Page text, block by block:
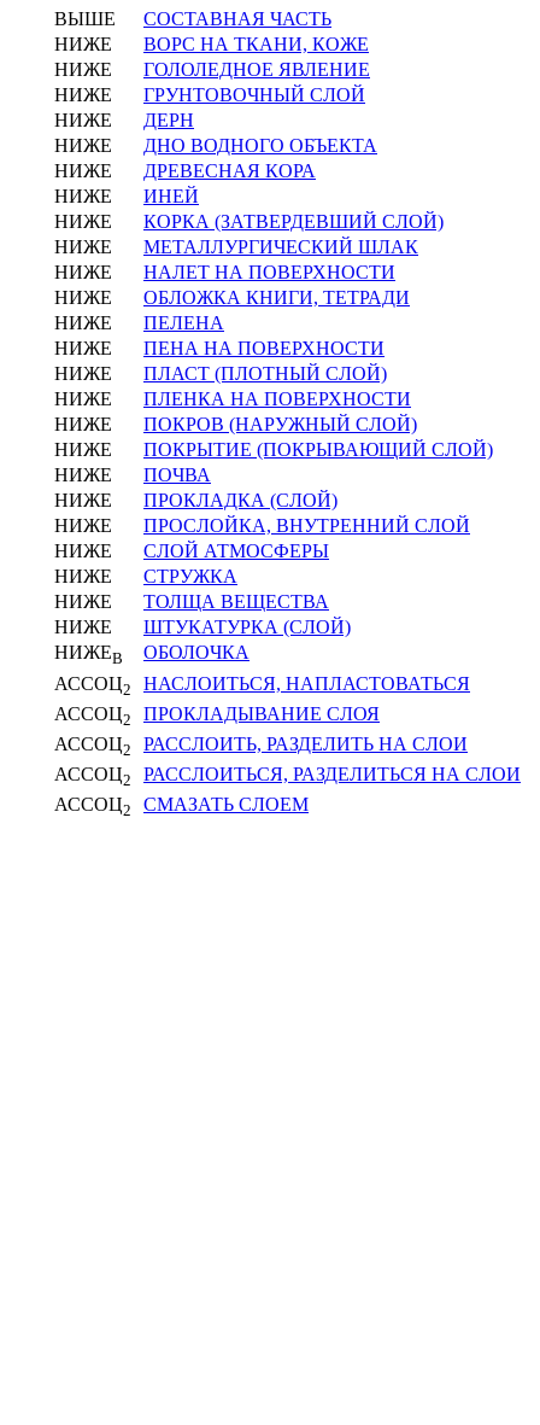
ВЫШЕ
СОСТАВНАЯ ЧАСТЬ
НИЖЕ
ВОРС НА ТКАНИ, КОЖЕ
НИЖЕ
ГОЛОЛЕДНОЕ ЯВЛЕНИЕ
НИЖЕ
ГРУНТОВОЧНЫЙ СЛОЙ
НИЖЕ
ДЕРН
НИЖЕ
ДНО ВОДНОГО ОБЪЕКТА
НИЖЕ
ДРЕВЕСНАЯ КОРА
НИЖЕ
ИНЕЙ
НИЖЕ
КОРКА (ЗАТВЕРДЕВШИЙ СЛОЙ)
НИЖЕ
МЕТАЛЛУРГИЧЕСКИЙ ШЛАК
НИЖЕ
НАЛЕТ НА ПОВЕРХНОСТИ
НИЖЕ
ОБЛОЖКА КНИГИ, ТЕТРАДИ
НИЖЕ
ПЕЛЕНА
НИЖЕ
ПЕНА НА ПОВЕРХНОСТИ
НИЖЕ
ПЛАСТ (ПЛОТНЫЙ СЛОЙ)
НИЖЕ
ПЛЕНКА НА ПОВЕРХНОСТИ
НИЖЕ
ПОКРОВ (НАРУЖНЫЙ СЛОЙ)
НИЖЕ
ПОКРЫТИЕ (ПОКРЫВАЮЩИЙ СЛОЙ)
НИЖЕ
ПОЧВА
НИЖЕ
ПРОКЛАДКА (СЛОЙ)
НИЖЕ
ПРОСЛОЙКА, ВНУТРЕННИЙ СЛОЙ
НИЖЕ
СЛОЙ АТМОСФЕРЫ
НИЖЕ
СТРУЖКА
НИЖЕ
ТОЛЩА ВЕЩЕСТВА
НИЖЕ
ШТУКАТУРКА (СЛОЙ)
НИЖЕВ
ОБОЛОЧКА
АССОЦ2
НАСЛОИТЬСЯ, НАПЛАСТОВАТЬСЯ
АССОЦ2
ПРОКЛАДЫВАНИЕ СЛОЯ
АССОЦ2
РАССЛОИТЬ, РАЗДЕЛИТЬ НА СЛОИ
АССОЦ2
РАССЛОИТЬСЯ, РАЗДЕЛИТЬСЯ НА СЛОИ
АССОЦ2 СМАЗАТЬ СЛОЕМ